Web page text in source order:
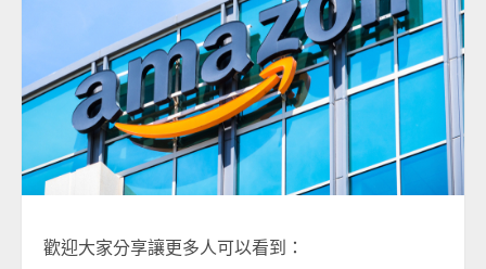
歡迎大家分享讓更多人可以看到：